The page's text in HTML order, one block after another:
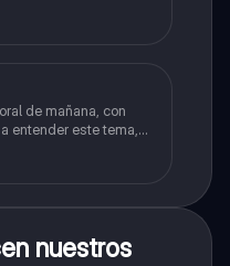
de mañana, con
entender este tema,
ya que el tema es
entenderlo
nuestros